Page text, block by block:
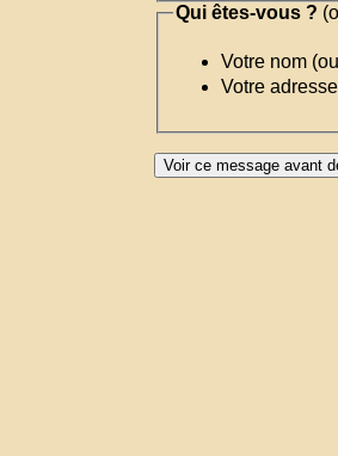
Qui êtes-vous ?
Votre nom
Votre